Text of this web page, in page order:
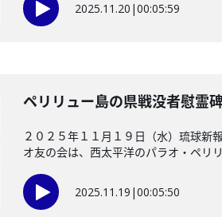
2025.11.20 |00:05:59
ペリリュー島の県戦没者慰霊
２０２５年１１月１９日（水）琉球新
オ友の会は、西太平洋のパラオ・ペリ
2025.11.19 |00:05:50